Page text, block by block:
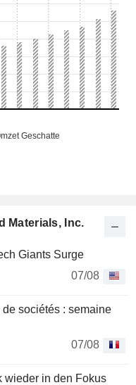
Materials, Inc.
Giants Surge
07/08
sociétés : semaine
07/08
wieder in den Fokus